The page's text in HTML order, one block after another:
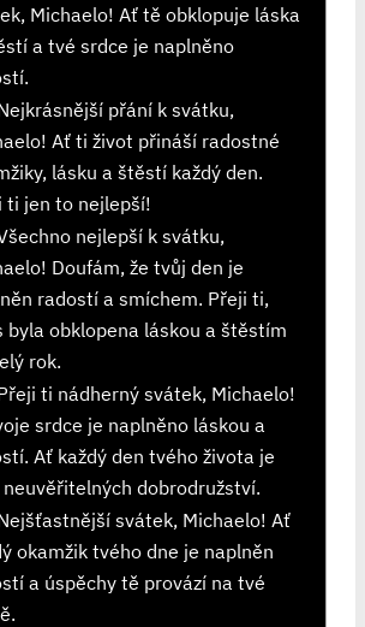
Michaelo! Ať tě obklopuje láska
a tvé srdce je naplněno
přání k svátku,
Ať ti život přináší radostné
lásku a štěstí každý den.
ti jen to nejlepší!
nejlepší k svátku,
Doufám, že tvůj den je
radostí a smíchem. Přeji ti,
byla obklopena láskou a štěstím
rok.
ti nádherný svátek, Michaelo!
srdce je naplněno láskou a
Ať každý den tvého života je
neuvěřitelných dobrodružství.
svátek, Michaelo! Ať
okamžik tvého dne je naplněn
a úspěchy tě provází na tvé